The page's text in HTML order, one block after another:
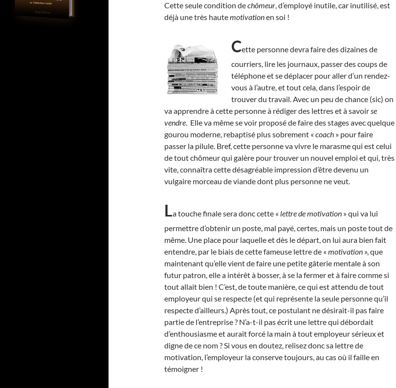
Cette seule condition dechômeur, d’employé inutile, car inutilisé, est
déjà une très hautemotivationen soi !
Cette personne devra faire des dizaines de
courriers, lire les journaux, passer des coups de
téléphone et se déplacer pour aller d’un rendez-
vous à l’autre, et tout cela, dans l’espoir de
trouver du travail. Avec un peu de chance (sic) on
va apprendre à cette personne à rédiger des lettres et à savoirse
vendre. Elle va même se voir proposé de faire des stages avec quelque
gourou moderne, rebaptisé plus sobrement « coach » pour faire
passer la pilule. Bref, cette personne va vivre le marasme qui est celui
de tout chômeur qui galère pour trouver un nouvel emploi et qui, très
vite, connaîtra cette désagréable impression d’être devenu un
vulgaire morceau de viande dont plus personne ne veut.
La touche finale sera donc cette « lettre de motivation » qui va lui
permettre d’obtenir un poste, mal payé, certes, mais un poste tout de
même. Une place pour laquelle et dès le départ, on lui aura bien fait
entendre, par le biais de cette fameuse lettre de « motivation », que
maintenant qu’elle vient de faire une petite gâterie mentale à son
futur patron, elle a intérêt à bosser, à se la fermer et à faire comme si
tout allait bien ! C’est, de toute manière, ce qui est attendu de tout
employeur qui se respecte (et qui représente la seule personne qu’il
respecte d’ailleurs.) Après tout, ce postulant ne désirait-il pas faire
partie de l’entreprise ? N’a-t-il pas écrit une lettre qui débordait
d’enthousiasme et aurait forcé la main à tout employeur sérieux et
digne de ce nom ? Si vous en doutez, relisez donc sa lettre de
motivation, l’employeur la conserve toujours, au cas où il faille en
témoigner !